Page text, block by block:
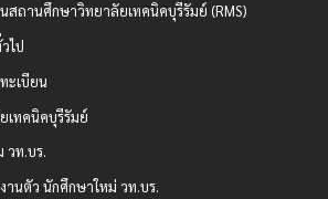
สถานศึกษาวิทยาลัยเทคนิคบุรีรัมย์ (RMS)
ไป
ะเบียน
เทคนิคบุรีรัมย์
วท.บร.
านตัว นักศึกษาใหม่ วท.บร.